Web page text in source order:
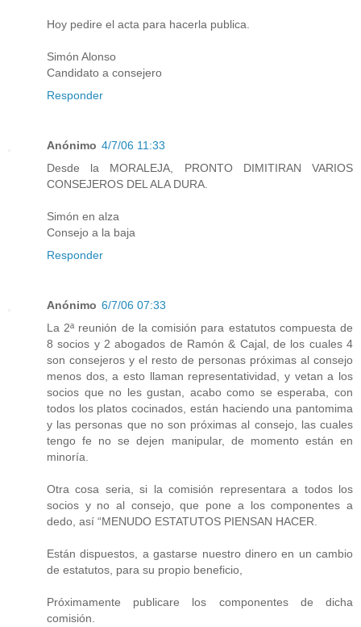
Hoy pedire el acta para hacerla publica.
Simón Alonso
Candidato a consejero
Responder
Anónimo 4/7/06 11:33
Desde la MORALEJA, PRONTO DIMITIRAN VARIOS
CONSEJEROS DEL ALA DURA.
Simón en alza
Consejo a la baja
Responder
Anónimo 6/7/06 07:33
La 2ª reunión de la comisión para estatutos compuesta de
8 socios y 2 abogados de Ramón & Cajal, de los cuales 4
son consejeros y el resto de personas próximas al consejo
menos dos, a esto llaman representatividad, y vetan a los
socios que no les gustan, acabo como se esperaba, con
todos los platos cocinados, están haciendo una pantomima
y las personas que no son próximas al consejo, las cuales
tengo fe no se dejen manipular, de momento están en
minoría.
Otra cosa seria, si la comisión representara a todos los
socios y no al consejo, que pone a los componentes a
dedo, así “MENUDO ESTATUTOS PIENSAN HACER.
Están dispuestos, a gastarse nuestro dinero en un cambio
de estatutos, para su propio beneficio,
Próximamente publicare los componentes de dicha
comisión.